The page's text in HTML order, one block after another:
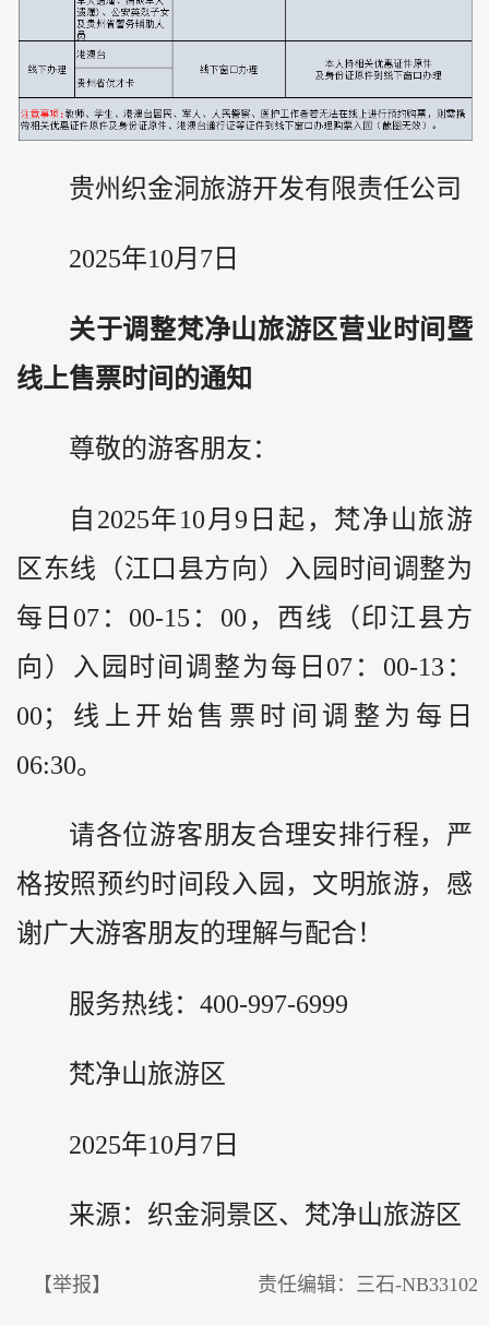
贵州 织金洞旅游开发有限责任公司
2025年10月7日
关于调整梵净山旅游区营业时间暨
线上售票时间的通知
尊敬的游客朋友：
自2025年10月9日起，梵净山旅游
区东线（江口县方向）入园时间调整为
每日07：00-15：00，西线（印江县方
向）入园时间调整为每日07：00-13：
00；线上开始售票时间调整为每日
06:30。
请各位游客朋友合理安排行程，严
格按照预约时间段入园，文明旅游，感
谢广大游客朋友的理解与配合！
服务热线：400-997-6999
梵净山旅游区
2025年10月7日
来源：织金洞景区、梵净山旅游区
【举报】 责任编辑：三石-NB33102